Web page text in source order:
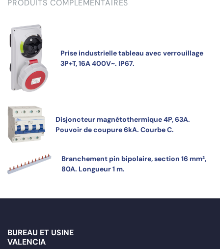
PRODUITS COMPLÉMENTAIRES
Prise industrielle tableau avec verrouillage
3P+T, 16A 400V~. IP67.
Disjoncteur magnétothermique 4P, 63A.
Pouvoir de coupure 6kA. Courbe C.
Branchement pin bipolaire, section 16 mm²,
80A. Longueur 1 m.
BUREAU ET USINE
VALENCIA